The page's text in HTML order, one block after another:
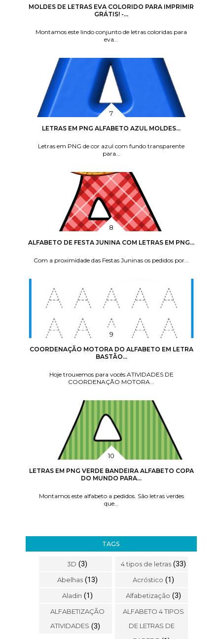
MOLDES DE LETRAS EVA COLORIDO PARA IMPRIMIR
GRÁTIS! -...
Montamos este lindo conjunto de letras coloridas para
eva...
LETRAS EM PNG ALFABETO AZUL MOLDES...
Letras em PNG de cor azul com fundo transparente
para...
ALFABETO DE FESTA JUNINA COM LETRAS EM PNG...
Com a proximidade das Festas Juninas os pedidos por...
COORDENAÇÃO MOTORA DO ALFABETO EM LETRA
BASTÃO...
Hoje trouxemos para vocês ATIVIDADES DE
COORDENAÇÃO MOTORA...
LETRAS EM PNG VERDE BANDEIRA ALFABETO COPA
DO MUNDO PARA...
Montamos este alfabeto a pedidos. São letras verdes
que...
TAGS
3D (3) 4 tipos de letras (33)
Abelhas (13) Acróstico (1)
Aladin (1) Alfabetização (3)
ALFABETIZAÇÃO
ATIVIDADES (3)
ALFABETO 4 TIPOS
DE LETRAS DE